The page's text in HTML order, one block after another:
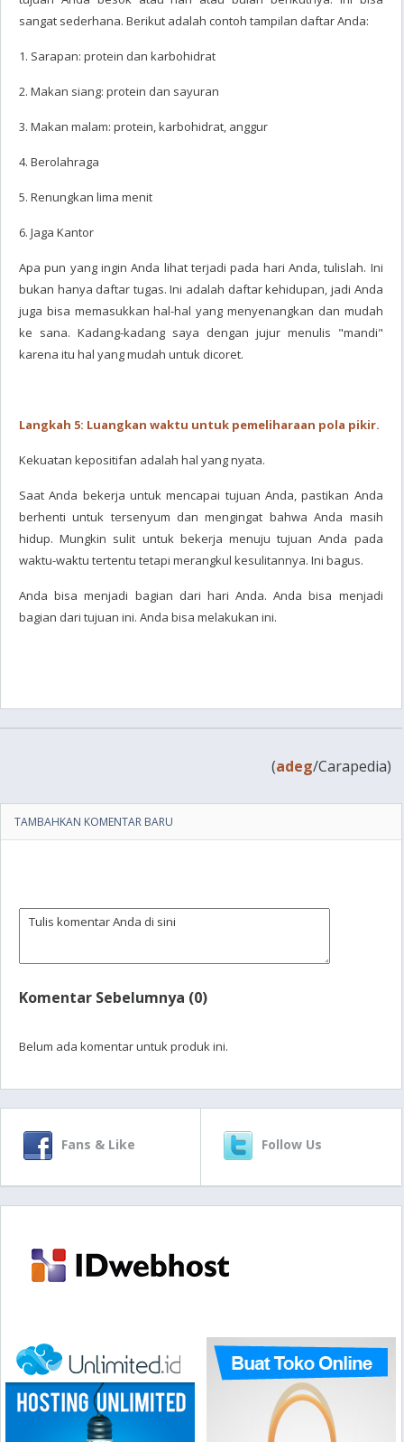
sangat sederhana. Berikut adalah contoh tampilan daftar Anda:
1. Sarapan: protein dan karbohidrat
2. Makan siang: protein dan sayuran
3. Makan malam: protein, karbohidrat, anggur
4. Berolahraga
5. Renungkan lima menit
6. Jaga Kantor
Apa pun yang ingin Anda lihat terjadi pada hari Anda, tulislah. Ini
bukan hanya daftar tugas. Ini adalah daftar kehidupan, jadi Anda
juga bisa memasukkan hal-hal yang menyenangkan dan mudah
ke sana. Kadang-kadang saya dengan jujur ​​menulis "mandi"
karena itu hal yang mudah untuk dicoret.
Langkah 5: Luangkan waktu untuk pemeliharaan pola pikir.
Kekuatan kepositifan adalah hal yang nyata.
Saat Anda bekerja untuk mencapai tujuan Anda, pastikan Anda
berhenti untuk tersenyum dan mengingat bahwa Anda masih
hidup. Mungkin sulit untuk bekerja menuju tujuan Anda pada
waktu-waktu tertentu tetapi merangkul kesulitannya. Ini bagus.
Anda bisa menjadi bagian dari hari Anda. Anda bisa menjadi
bagian dari tujuan ini. Anda bisa melakukan ini.
(adeg/Carapedia)
TAMBAHKAN KOMENTAR BARU
Komentar Sebelumnya (0)
Belum ada komentar untuk produk ini.
Fans & Like Follow Us